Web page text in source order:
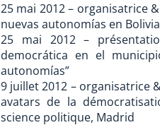
25 mai 2012 – organisatrice
nuevas autonomías en
25 mai 2012 –
democrática en el
autonomías”
9 juillet 2012 – organisatrice
avatars de la
science politique, Madrid